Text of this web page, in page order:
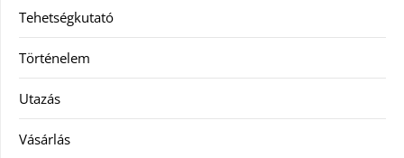
Tehetségkutató
Történelem
Utazás
Vásárlás